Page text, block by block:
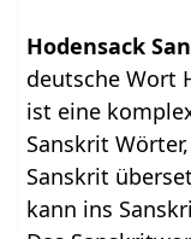
Hodensack
deutsche Wort
ist eine
Sanskrit
Sanskrit
kann ins